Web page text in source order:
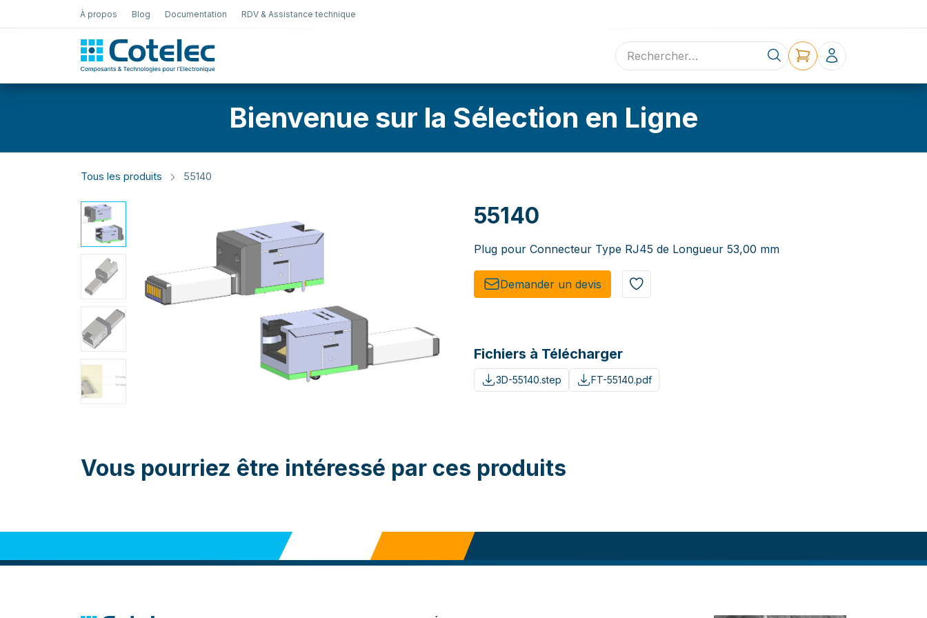
À propos Blog Documentation RDV & Assistance technique
Sélection en ligne Contact
Bienvenue sur la Sélection en Ligne
Tous les produits 55140
55140
Plug pour Connecteur Type RJ45 de Longueur 53,00 mm
Demander un de​​vis​​
Fichiers à Télécharger
3D-55140.step FT-55140.pdf
Vous pourriez être intéressé par ces produits